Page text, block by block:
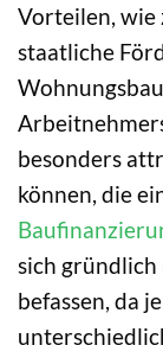
Vorteilen, wie
staatliche
besonders
können, die
sich gründlich
befassen, da